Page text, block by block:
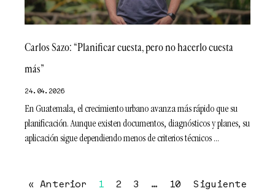
Carlos Sazo: “Planificar cuesta, pero no hacerlo cuesta
más”
24.04.2026
En Guatemala, el crecimiento urbano avanza más rápido que su
planificación. Aunque existen documentos, diagnósticos y planes, su
aplicación sigue dependiendo menos de criterios técnicos
« Anterior 1 2 3 … 10
Siguiente